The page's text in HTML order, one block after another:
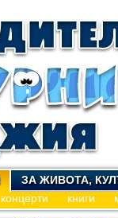
ЗА ЖИВОТА,
концерти книги